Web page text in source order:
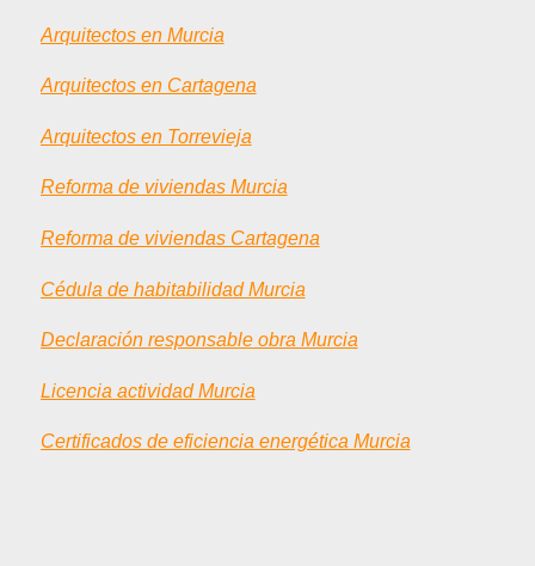
Arquitectos en Murcia
Arquitectos en Cartagena
Arquitectos en Torrevieja
Reforma de viviendas Murcia
Reforma de viviendas Cartagena
Cédula de habitabilidad Murcia
Declaración responsable obra Murcia
Licencia actividad Murcia
Certificados de eficiencia energética Murcia